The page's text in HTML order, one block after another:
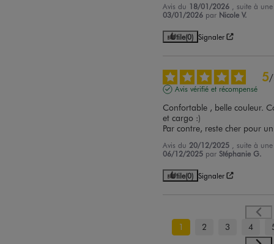
Avis du 18/01/2026
, suite à
03/01/2026 par Nicole V.
Utile(0) Signaler
5/
Avis vérifié et récompensé
Confortable , belle couleur.
et cargo :)
Par contre, reste cher pour
Avis du 20/12/2025
, suite à
06/12/2025 par Stéphanie G.
Utile(0) Signaler
1 2 3 4